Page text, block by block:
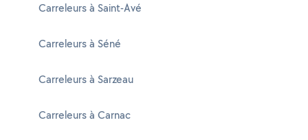
Carreleurs à Saint-Avé
Carreleurs à Séné
Carreleurs à Sarzeau
Carreleurs à Carnac